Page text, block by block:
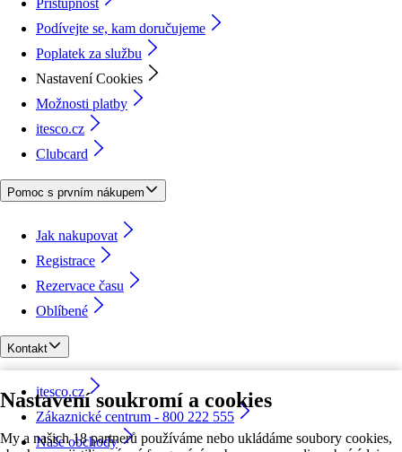
Nastavení soukromí a cookies
My a našich 18 partnerů používáme nebo ukládáme soubory cookies,
Přístupnost
Podívejte se, kam doručujeme
Poplatek za službu
Nastavení Cookies
Možnosti platby
itesco.cz
Clubcard
Pomoc s prvním nákupem
Jak nakupovat
Registrace
Rezervace času
Oblíbené
Kontakt
itesco.cz
Zákaznické centrum - 800 222 555
Naše obchody